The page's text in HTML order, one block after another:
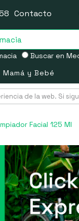
Buscar en
Contacto
Mamá y Bebé
de la web. Si
Facial 125 Ml